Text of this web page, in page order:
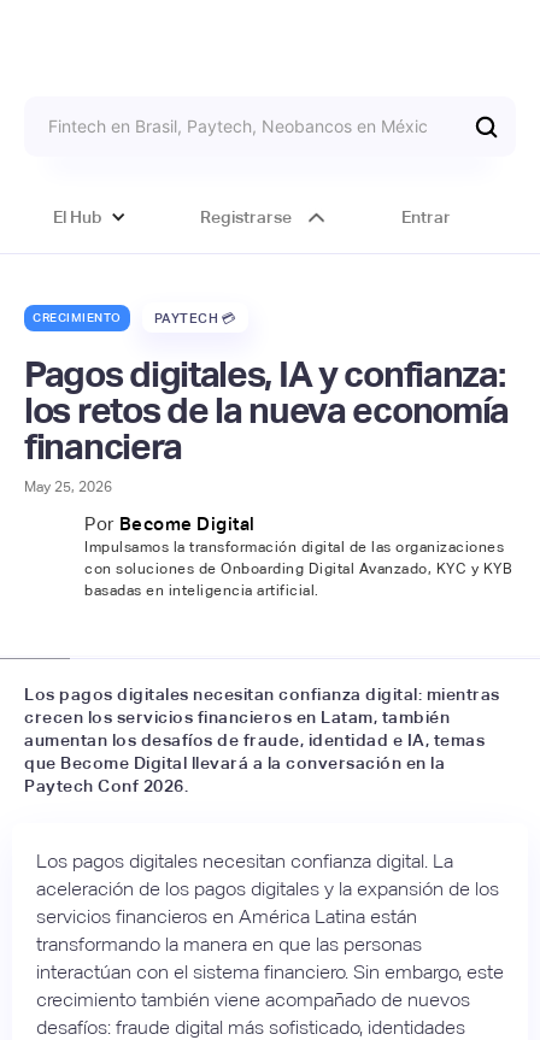
El Hub Registrarse Entrar
CRECIMIENTO PAYTECH 💳
Pagos digitales, IA y confianza:
los retos de la nueva economía
financiera
May 25, 2026
Por Become Digital
Impulsamos la transformación digital de las organizaciones
con soluciones de Onboarding Digital Avanzado, KYC y KYB
basadas en inteligencia artificial.
Los pagos digitales necesitan confianza digital: mientras
crecen los servicios financieros en Latam, también
aumentan los desafíos de fraude, identidad e IA, temas
que Become Digital llevará a la conversación en la
Paytech Conf 2026.
Los pagos digitales necesitan confianza digital. La
aceleración de los pagos digitales y la expansión de los
servicios financieros en América Latina están
transformando la manera en que las personas
interactúan con el sistema financiero. Sin embargo, este
crecimiento también viene acompañado de nuevos
desafíos: fraude digital más sofisticado, identidades